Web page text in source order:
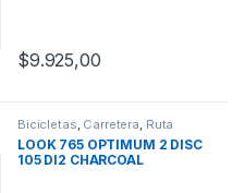
Las opciones se
$9.925,00
Este producto tiene múltiples
Bicicletas Carretera Ruta
LOOK 765 OPTIMUM 2 DISC
105 DI2 CHARCOAL